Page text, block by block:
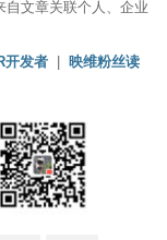
自文章关联个人、企业
开发者
映维粉丝读